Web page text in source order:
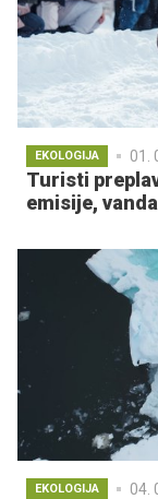
EKOLOGIJA 01.
Turisti
emisije,
EKOLOGIJA 04.